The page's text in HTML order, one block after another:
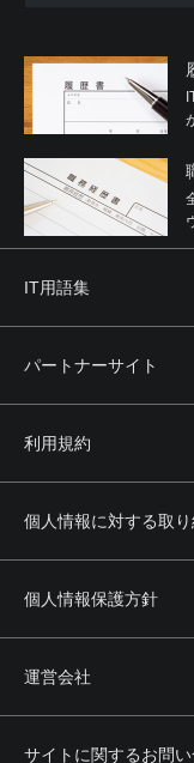
IT用語集
パートナーサイト
利用規約
個人情報に対する取
個人情報保護方針
運営会社
サイトに関するお問